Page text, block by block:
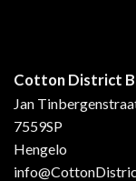
Cotton District
Jan
7559SP
Hengelo